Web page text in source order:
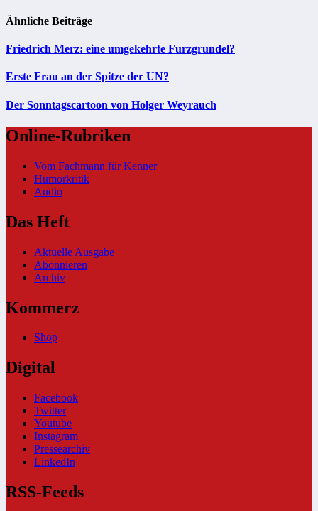
Ähnliche Beiträge
Friedrich Merz: eine umgekehrte Furzgrundel?
Erste Frau an der Spitze der UN?
Der Sonntagscartoon von Holger Weyrauch
Online-Rubriken
Vom Fachmann für Kenner
Humorkritik
Audio
Das Heft
Aktuelle Ausgabe
Abonnieren
Archiv
Kommerz
Shop
Digital
Facebook
Twitter
Youtube
Instagram
Pressearchiv
LinkedIn
RSS-Feeds